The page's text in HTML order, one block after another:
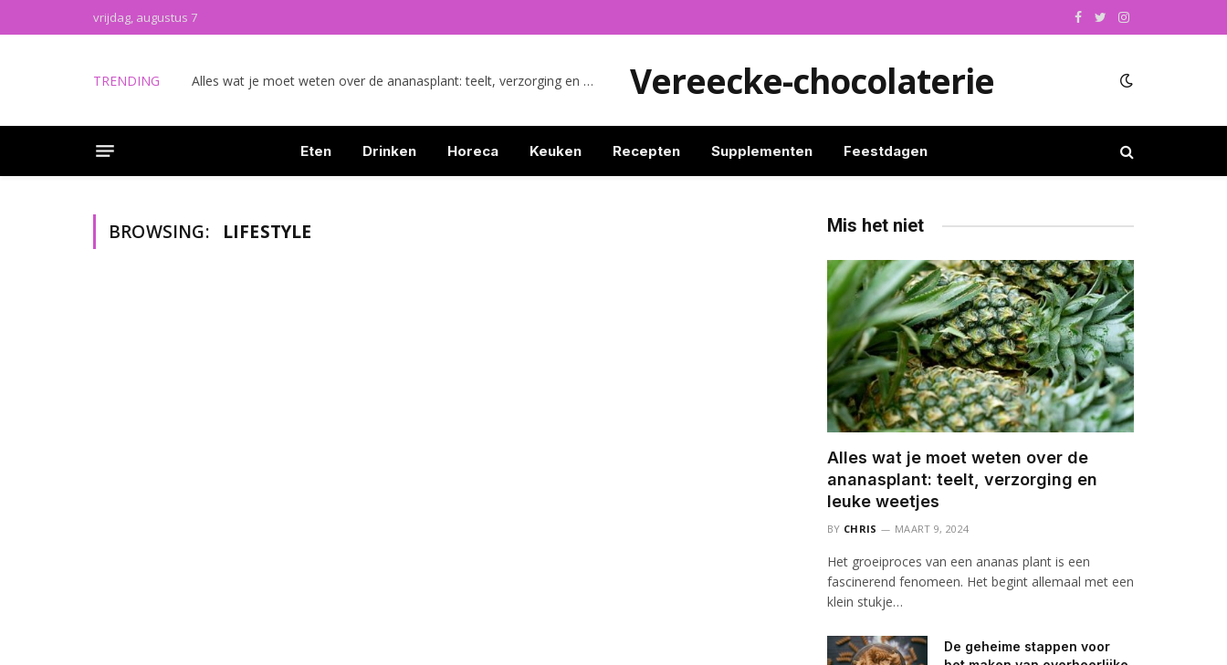
vrijdag, augustus 7 Facebook
TwitterInstagram
TRENDING Alles wat je moet weten over de ananasplant: teelt, verzorging en leuke weetjes Vereecke-chocolaterie
Eten Drinken Horeca Keuken Recepten Supplementen Feestdagen
BROWSING: LIFESTYLE Mis het niet
Alles wat je moet weten over de
ananasplant: teelt, verzorging en
leuke weetjes
BY CHRIS MAART 9, 2024
Het groeiproces van een ananas plant is een
fascinerend fenomeen. Het begint allemaal met een
klein stukje…
De geheime stappen voor